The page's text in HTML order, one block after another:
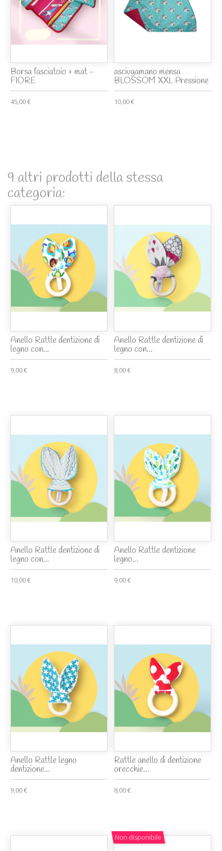
Borsa fasciatoio + mat -
FIORE
45,00 €
asciugamano mensa
BLOSSOM XXL Pressione
10,00 €
9 altri prodotti della stessa
categoria:
Anello Rattle dentizione di
legno con...
9,00 €
Anello Rattle dentizione di
legno con...
8,00 €
Anello Rattle dentizione di
legno con...
10,00 €
Anello Rattle dentizione
legno...
9,00 €
Anello Rattle legno
dentizione...
9,00 €
Rattle anello di dentizione
orecchie...
8,00 €
Non disponibile